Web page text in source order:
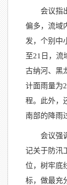
会议指
偏多，流域
发，个别中
至21日，流
古纳河、黑
计面雨量为
程。此外，
南部的降雨
会议强
记关于防汛
位，树牢底
标，做最充